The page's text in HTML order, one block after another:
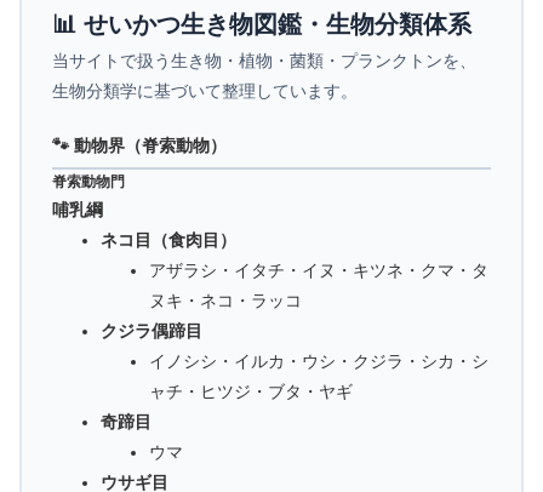
📊 せいかつ生き物図鑑・生物分類体系
当サイトで扱う生き物・植物・菌類・プランクトンを、
生物分類学に基づいて整理しています。
🐾 動物界（脊索動物）
脊索動物門
哺乳綱
ネコ目（食肉目）
アザラシ・イタチ・イヌ・キツネ・クマ・タ
ヌキ・ネコ・ラッコ
クジラ偶蹄目
イノシシ・イルカ・ウシ・クジラ・シカ・シ
ャチ・ヒツジ・ブタ・ヤギ
奇蹄目
ウマ
ウサギ目